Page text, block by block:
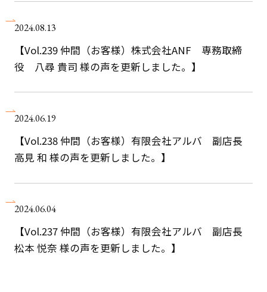
2024.08.13
【Vol.239 仲間（お客様）株式会社ANF 専務取締
役 八尋 貴司 様の声を更新しました。】
2024.06.19
【Vol.238 仲間（お客様）有限会社アルバ 副店長
高見 和 様の声を更新しました。】
2024.06.04
【Vol.237 仲間（お客様）有限会社アルバ 副店長
松本 悦奈 様の声を更新しました。】